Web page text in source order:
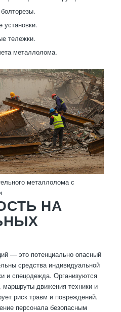
установки.
тележки.
металлолома.
металлолома с
НА
— это потенциально опасный
средства индивидуальной
и спецодежда. Организуются
маршруты движения техники и
риск травм и повреждений.
персонала безопасным